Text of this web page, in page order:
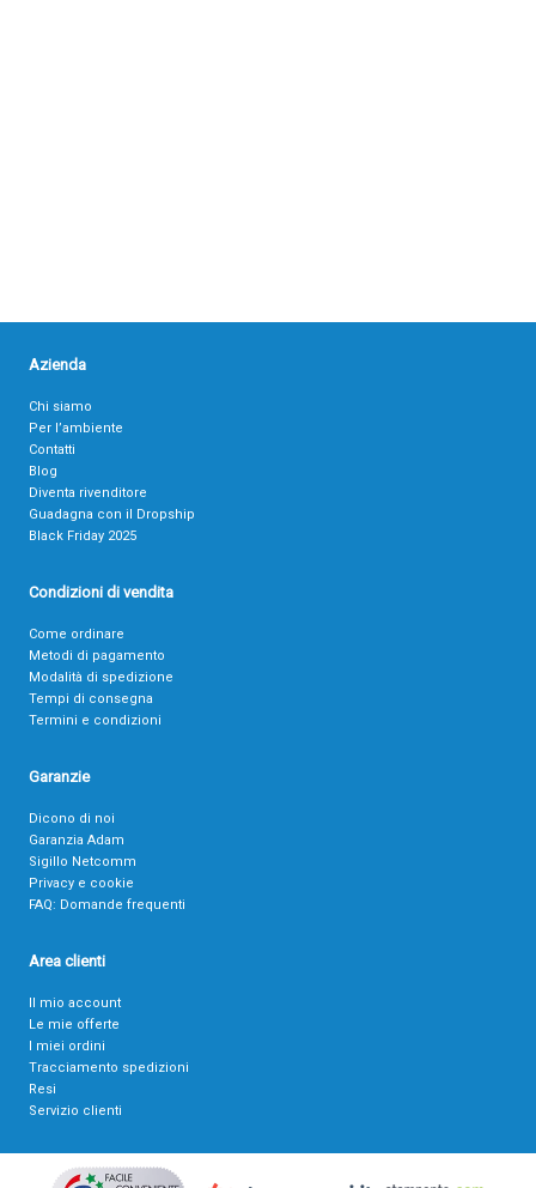
Azienda
Chi siamo
Per l’ambiente
Contatti
Blog
Diventa rivenditore
Guadagna con il Dropship
Black Friday 2025
Condizioni di vendita
Come ordinare
Metodi di pagamento
Modalità di spedizione
Tempi di consegna
Termini e condizioni
Garanzie
Dicono di noi
Garanzia Adam
Sigillo Netcomm
Privacy e cookie
FAQ: Domande frequenti
Area clienti
Il mio account
Le mie offerte
I miei ordini
Tracciamento spedizioni
Resi
Servizio clienti